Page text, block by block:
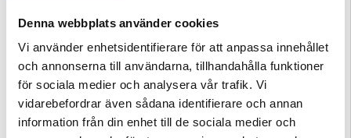
Denna webbplats använder cookies
Vi använder enhetsidentifierare för att anpassa innehållet
och annonserna till användarna, tillhandahålla funktioner
för sociala medier och analysera vår trafik. Vi
vidarebefordrar även sådana identifierare och annan
information från din enhet till de sociala medier och
- Dela öronsnäckor inom familjen: tilldela varje person en särskild spetsstorlek
- Byt ut gamla OEM-öronsnäckor var sjätte månad; ny silikon återställer
greppet under löprundor och förbättrar passiv isolering under blåsiga dagar.
Varför välja AHASTYLE:s DD09-set?
Generiska öronproppar missar ofta Buds3 Pro:s ovala munstycksform, vilket
försämrar ANC och ljudbilden. AHASTYLE använder Samsungs CAD-data, så
installationen är tillfredsställande "klick-in" och öronpropparna sitter i jämnhöjd,
vilket bevarar öronsnäckans eleganta profil. Ett prisvärt kit motsvarar tre
kompletta uppdateringscykler - billigare än ett enda byte från många
leverantörer av OEM-delar.